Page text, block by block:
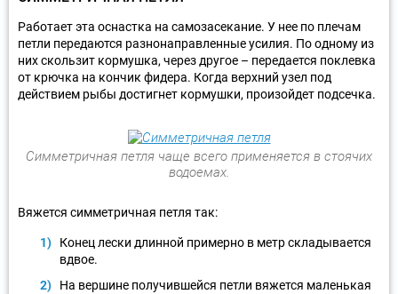
Работает эта оснастка на самозасекание. У нее по плечам
петли передаются разнонаправленные усилия. По одному из
них скользит кормушка, через другое – передается поклевка
от крючка на кончик фидера. Когда верхний узел под
действием рыбы достигнет кормушки, произойдет подсечка.
Симметричная петля чаще всего применяется в стоячих
водоемах.
Вяжется симметричная петля так:
Конец лески длинной примерно в метр складывается
вдвое.
На вершине получившейся петли вяжется маленькая